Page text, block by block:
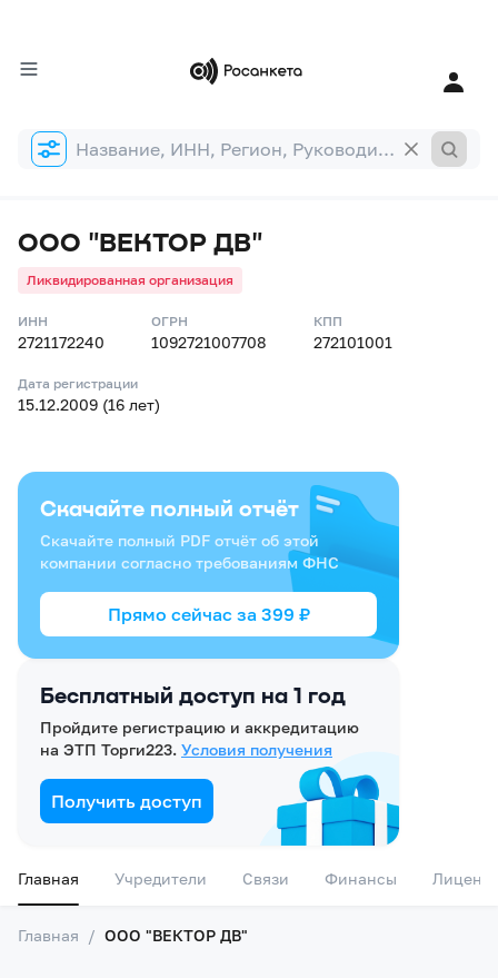
Форма
поиска
ООО "ВЕКТОР ДВ"
Ликвидированная организация
ИНН
2721172240
ОГРН
1092721007708
КПП
272101001
Дата регистрации
15.12.2009 (16 лет)
Бесплатный доступ на 1 год
Пройдите регистрацию и аккредитацию
на ЭТП Торги223. Условия получения
Получить доступ
Скачайте полный отчёт
Скачайте полный PDF отчёт об этой
компании согласно требованиям ФНС
Прямо сейчас за 399 ₽
Главная Учредители Связи Финансы
Главная / ООО "ВЕКТОР ДВ"